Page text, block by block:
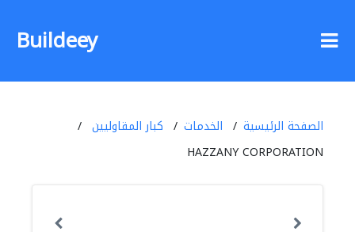
Buildeey
الصفحة الرئيسية الخدمات
كبار المقاوليين
HAZZANY CORPORATION